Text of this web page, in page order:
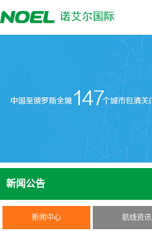
新闻公告
新闻中心 航线资讯